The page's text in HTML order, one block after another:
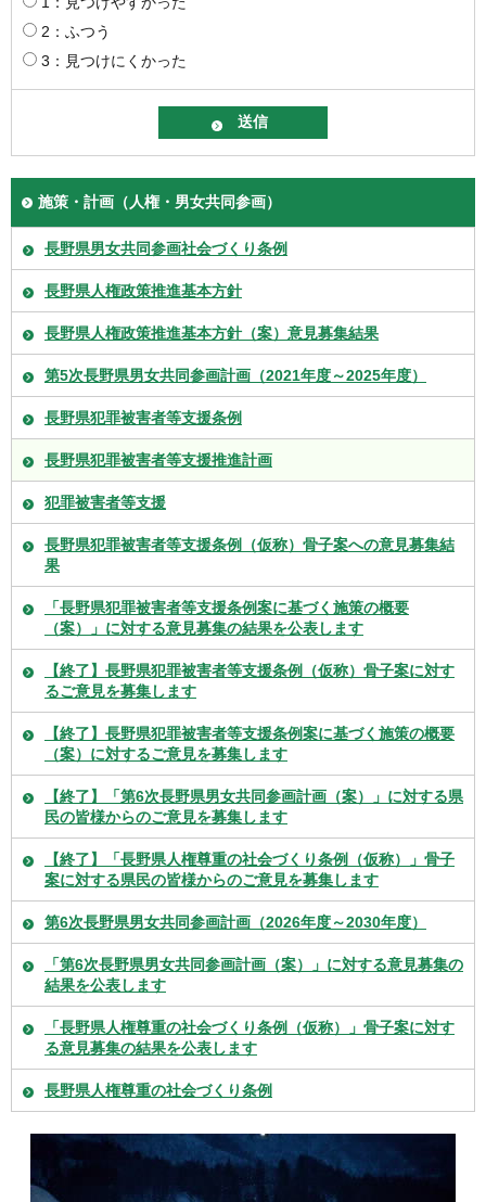
2：ふつう
3：見つけにくかった
施策・計画（人権・男女共同参画）
長野県男女共同参画社会づくり条例
長野県人権政策推進基本方針
長野県人権政策推進基本方針（案）意見募集結果
第5次長野県男女共同参画計画（2021年度～2025年度）
長野県犯罪被害者等支援条例
長野県犯罪被害者等支援推進計画
犯罪被害者等支援
長野県犯罪被害者等支援条例（仮称）骨子案への意見募集結
果
「長野県犯罪被害者等支援条例案に基づく施策の概要
（案）」に対する意見募集の結果を公表します
【終了】長野県犯罪被害者等支援条例（仮称）骨子案に対す
るご意見を募集します
【終了】長野県犯罪被害者等支援条例案に基づく施策の概要
（案）に対するご意見を募集します
【終了】「第6次長野県男女共同参画計画（案）」に対する県
民の皆様からのご意見を募集します
【終了】「長野県人権尊重の社会づくり条例（仮称）」骨子
案に対する県民の皆様からのご意見を募集します
第6次長野県男女共同参画計画（2026年度～2030年度）
「第6次長野県男女共同参画計画（案）」に対する意見募集の
結果を公表します
「長野県人権尊重の社会づくり条例（仮称）」骨子案に対す
る意見募集の結果を公表します
長野県人権尊重の社会づくり条例